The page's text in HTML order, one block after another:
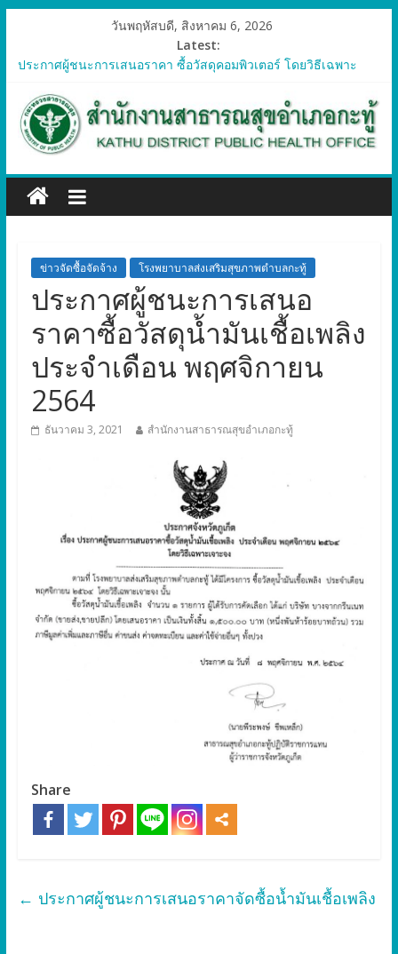
วันพฤหัสบดี, สิงหาคม 6, 2026
Latest:
ประกาศผู้ชนะการเสนอราคา ซื้อวัสดุคอมพิวเตอร์ โดยวิธีเฉพาะ
ประกาศผู้ชนะการเสนอราคา จัดซื้อวัสดุทางการแพทย์สำหรับ
โครงการป้องกันควบคุมโรคติดต่อและภัยสุขภาพในแรงงานต่างด้าว
อำเภอกะทู้ ปี 2569
เจาะจง
ประกาศผู้ชนะการเสนอรา ซื้อวัสดุงานบ้านงานครัว โดยวิธีเฉพาะ
เจาะจง
เจาะจงข่าวจัดซื้อจัดจ้าง โรงพยาบาลส่งเสริมสุขภาพตำบลกะทู้
ประกาศผู้ชนะการเสนอ
ราคาซื้อวัสดุน้ำมันเชื้อเพลิง
ประจำเดือน พฤศจิกายน
2564
ธันวาคม 3, 2021 สำนักงานสาธารณสุขอำเภอกะทู้
Share
← ประกาศผู้ชนะการเสนอราคาจัดซื้อน้ำมันเชื้อเพลิง